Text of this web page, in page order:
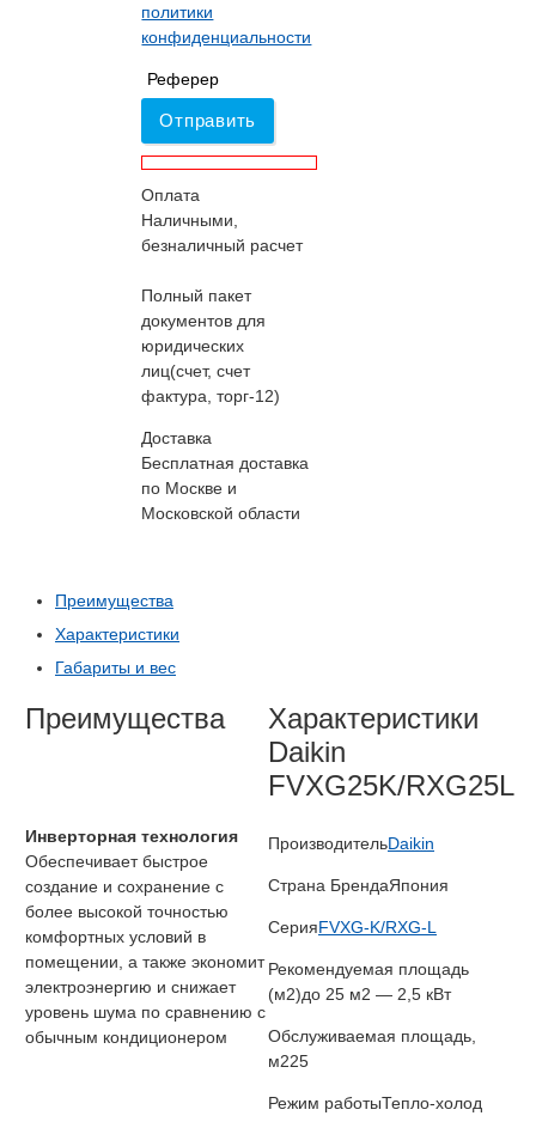
политики
конфиденциальности
Реферер
Отправить
Оплата
Наличными,
безналичный расчет
Полный пакет
документов для
юридических
лиц(счет, счет
фактура, торг-12)
Доставка
Бесплатная доставка
по Москве и
Московской области
Преимущества
Характеристики
Габариты и вес
Преимущества
Инверторная технология
Обеспечивает быстрое
создание и сохранение с
более высокой точностью
комфортных условий в
помещении, а также экономит
электроэнергию и снижает
уровень шума по сравнению с
обычным кондиционером
Характеристики
Daikin
FVXG25K/RXG25L
ПроизводительDaikin
Страна БрендаЯпония
СерияFVXG-K/RXG-L
Рекомендуемая площадь
(м2)до 25 м2 — 2,5 кВт
Обслуживаемая площадь,
м225
Режим работыТепло-холод